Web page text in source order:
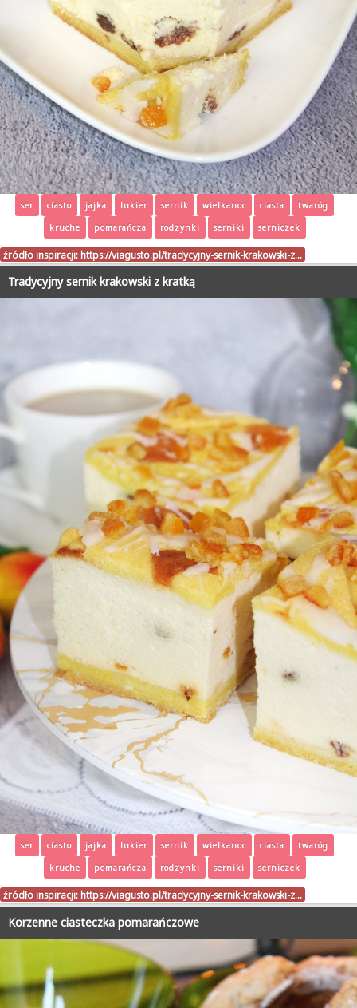
ser ciasto jajka lukier sernik wielkanoc ciasta
twaróg
kruche
pomarańcza rodzynki serniki serniczek
źródło inspiracji: https://viagusto.pl/tradycyjny-sernik-krakowski-z…
Tradycyjny sernik krakowski z kratką
ser ciasto jajka lukier sernik wielkanoc ciasta
twaróg
kruche
pomarańcza rodzynki serniki serniczek
źródło inspiracji: https://viagusto.pl/tradycyjny-sernik-krakowski-z…
Korzenne ciasteczka pomarańczowe